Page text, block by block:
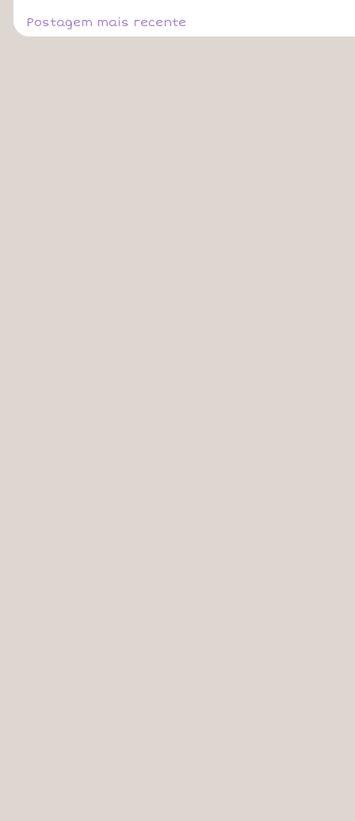
Postagem mais recente